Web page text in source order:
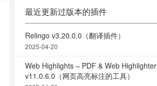
最近更新过版本的插件
Relingo v3.20.0.0（翻译插件）
2025-04-20
Web Highlights – PDF & Web Highlighter
v11.0.6.0（网页高亮标注的工具）